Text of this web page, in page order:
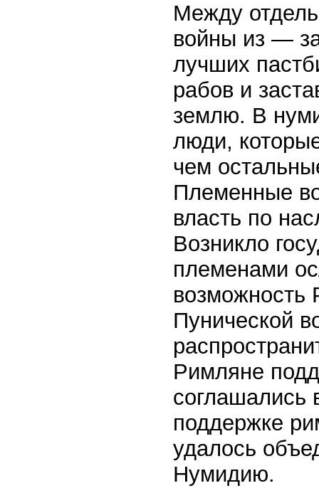
Между
войны из —
лучших
рабов и
землю. В
люди,
чем
Племенные
власть по
Возникло
племенами
возможность
Пунической
Римляне
соглашались
поддержке
удалось
Нумидию.